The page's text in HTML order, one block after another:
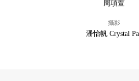
周項萱
攝影
潘怡帆 Crystal